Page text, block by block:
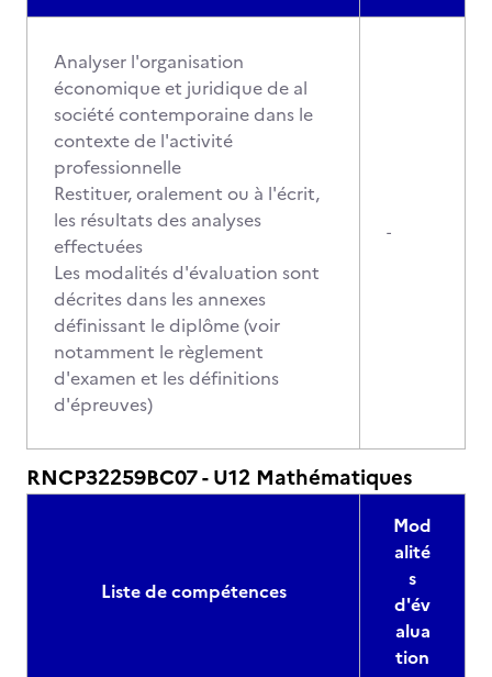
Analyser l'organisation
économique et juridique de al
société contemporaine dans le
contexte de l'activité
professionnelle
Restituer, oralement ou à l'écrit,
les résultats des analyses
effectuées
Les modalités d'évaluation sont
décrites dans les annexes
définissant le diplôme (voir
notamment le règlement
d'examen et les définitions
d'épreuves)
-
RNCP32259BC07 - U12 Mathématiques
Liste de compétences
Mod
alité
s
d'év
alua
tion